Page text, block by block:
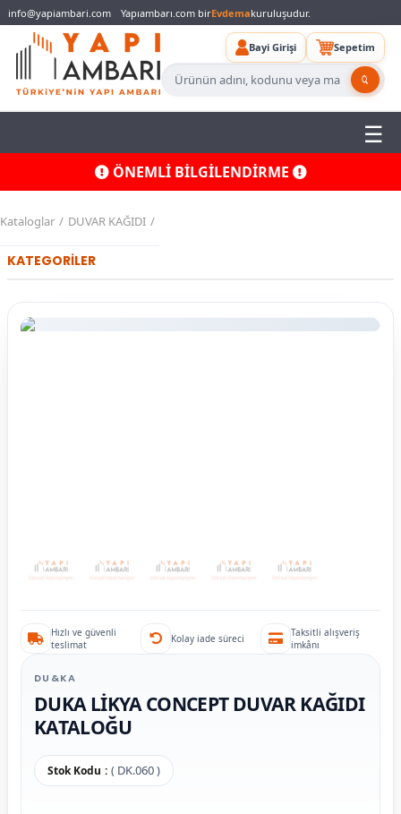
info@yapiambari.com Yapıambarı.com birEvdemakuruluşudur.
Bayi Girişi Sepetim
ÖNEMLİ BİLGİLENDİRME
Kataloglar DUVAR KAĞIDI
KATEGORİLER
Hızlı ve güvenli
teslimat
Kolay iade süreci
Taksitli alışveriş
imkânı
DU&KA
DUKA LİKYA CONCEPT DUVAR KAĞIDI
KATALOĞU
Stok Kodu ( DK.060 )